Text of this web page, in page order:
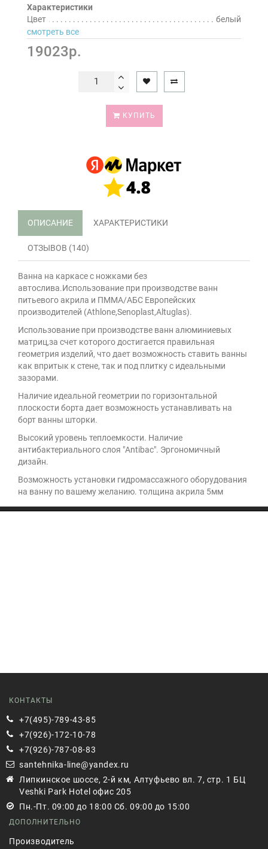
Характеристики
Цвет
белый
смотреть все
19023р.
КУПИТЬ
ОПИСАНИЕ ХАРАКТЕРИСТИКИ
ОТЗЫВОВ (140)
Ванна на каркасе с ножками без
автослива.Использование при производстве ванн
питьевого акрила и ПММА/АБС Европейских
производителей (Athlone,Senoplast,Altuglas).
Использование при производстве ванн алюминиевых
матриц,за счет которого достигается правильная
геометрия изделий, что дает возможность ставить ванны
как впритык к стене, так и под плитку с идеальными
зазорами.
Наличие идеальной геометрии по горизонтальной
плоскости борта дает возможность устанавливать на
борт ванны шторки.
Высокий уровень теплоемкости. Наличие
антибактериального слоя "Antibac". Эргономичный
дизайн.
Возможность установки гидромассажного оборудования
на ванну по вашему желанию. толщина акрила 5мм
КОНТАКТЫ
+7(495)-789-43-85
+7(926)-172-10-78
+7(926)-787-08-83
santehnika-line@yandex.ru
Липкинское шоссе, 2-й км, Алтуфьево вл. 7, стр. 1 БЦ
Veshki Park Hotel офис 205
Пн.-Пт. 09:00 до 18:00 Сб. 09:00 до 15:00
ДОПОЛНИТЕЛЬНО
Производитель